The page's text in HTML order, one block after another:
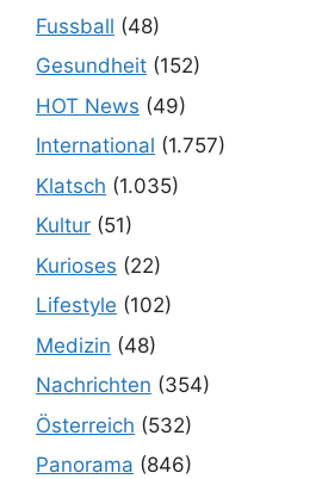
Fussball (48)
Gesundheit (152)
HOT News (49)
International (1.757)
Klatsch (1.035)
Kultur (51)
Kurioses (22)
Lifestyle (102)
Medizin (48)
Nachrichten (354)
Österreich (532)
Panorama (846)